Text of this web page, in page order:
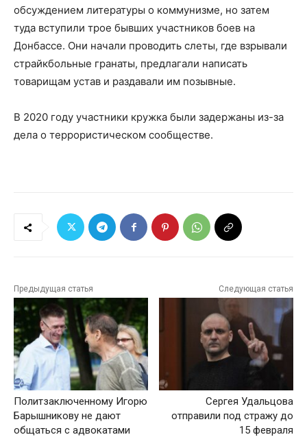
обсуждением литературы о коммунизме, но затем
туда вступили трое бывших участников боев на
Донбассе. Они начали проводить слеты, где взрывали
страйкбольные гранаты, предлагали написать
товарищам устав и раздавали им позывные.
В 2020 году участники кружка были задержаны из-за
дела о террористическом сообществе.
Предыдущая статья
Политзаключенному Игорю
Барышникову не дают
общаться с адвокатами
Следующая статья
Сергея Удальцова
отправили под стражу до
15 февраля